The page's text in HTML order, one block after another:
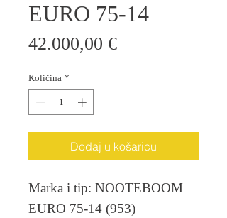
EURO 75-14
42.000,00 €Cijena
Količina *
Dodaj u košaricu
Marka i tip: NOOTEBOOM
EURO 75-14 (953)